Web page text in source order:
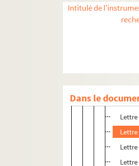
Intitulé de
Dans le
Carte